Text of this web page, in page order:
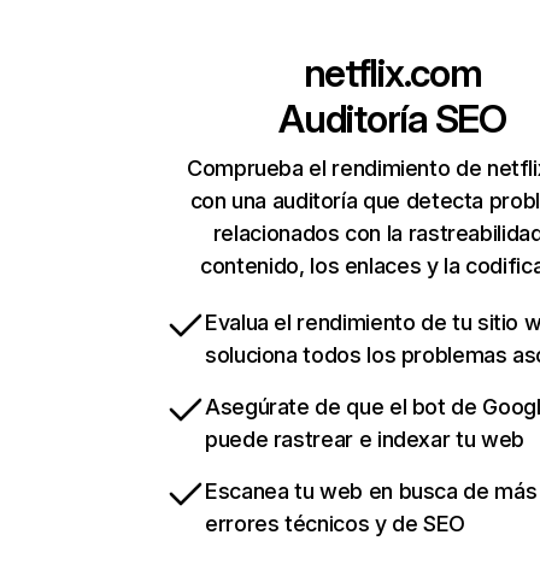
netflix.com
Auditoría SEO
Comprueba el rendimiento de
con una auditoría que detecta
relacionados con la
contenido, los enlaces y la
Evalua el rendimiento de tu sitio
soluciona todos los problemas
Asegúrate de que el bot de
puede rastrear e indexar tu web
Escanea tu web en busca de
errores técnicos y de SEO